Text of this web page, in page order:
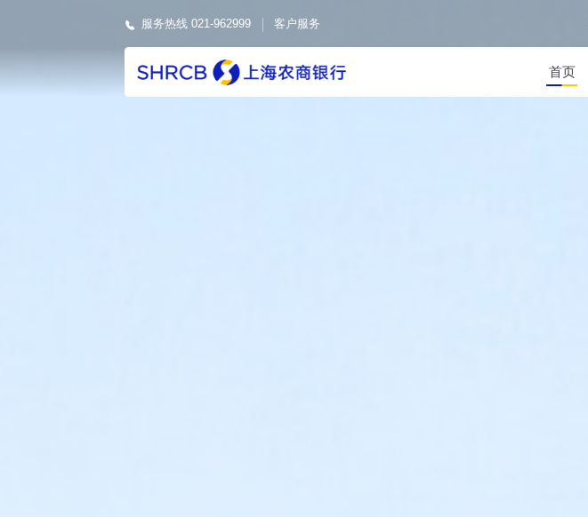
服务热线 021-962999 客户服务
首页